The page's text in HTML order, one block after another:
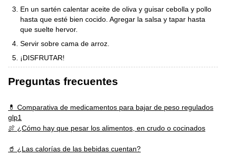
En un sartén calentar aceite de oliva y guisar cebolla y pollo
hasta que esté bien cocido. Agregar la salsa y tapar hasta
que suelte hervor.
Servir sobre cama de arroz.
¡DISFRUTAR!
Preguntas frecuentes
💊 Comparativa de medicamentos para bajar de peso regulados
glp1
🍖 ¿Cómo hay que pesar los alimentos, en crudo o cocinados
🥤 ¿Las calorías de las bebidas cuentan?